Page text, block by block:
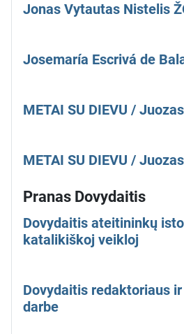
Jonas Vytautas Nistelis
Josemaría Escrivá de
METAI SU DIEVU /
METAI SU DIEVU /
Pranas Dovydaitis
Dovydaitis ateitininkų
katalikiškoj veikloj
Dovydaitis redaktoriaus
darbe